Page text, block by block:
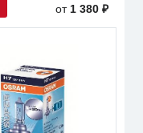
от 1 380 ₽